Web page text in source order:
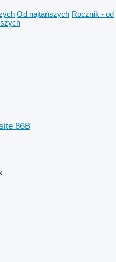
Od najtańszych Rocznik - od
86B